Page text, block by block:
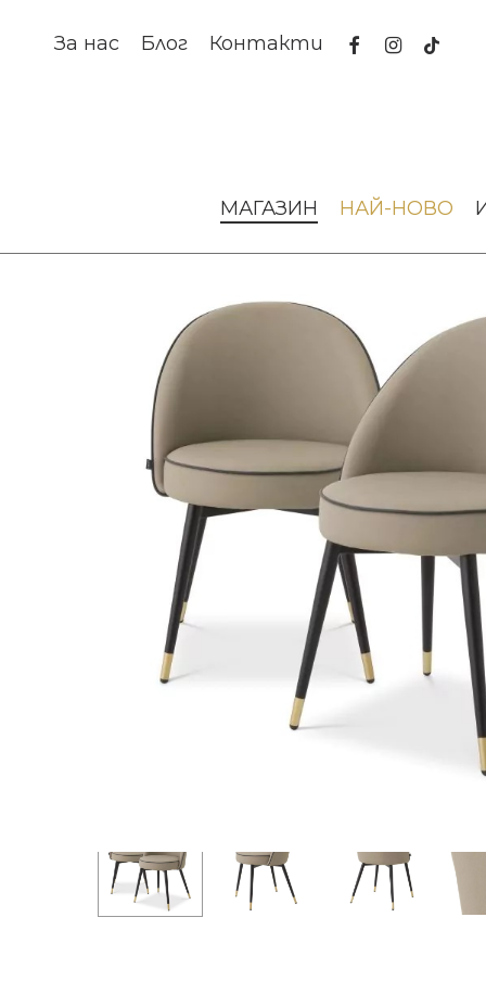
За нас Блог Контакти facebookinstagram
tiktok
МАГАЗИН НАЙ-НОВО